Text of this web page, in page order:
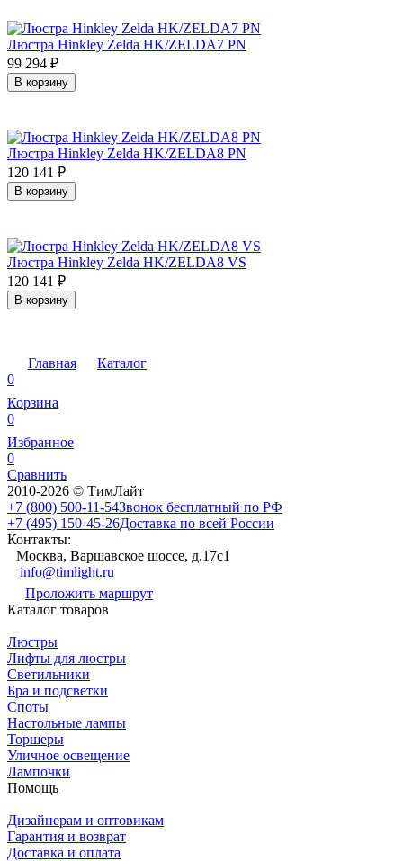
Люстра Hinkley Zelda HK/ZELDA7 PN
99 294 ₽
В корзину
Люстра Hinkley Zelda HK/ZELDA8 PN
120 141 ₽
В корзину
Люстра Hinkley Zelda HK/ZELDA8 VS
120 141 ₽
В корзину
Главная
Каталог
0
Корзина
0
Избранное
0
Сравнить
2010-2026 © ТимЛайт
+7 (800) 500-11-54Звонок бесплатный по РФ
+7 (495) 150-45-26Доставка по всей России
Контакты:
Москва, Варшавское шоссе, д.17c1
info@timlight.ru
Проложить маршрут
Каталог товаров
Люстры
Лифты для люстры
Светильники
Бра и подсветки
Споты
Настольные лампы
Торшеры
Уличное освещение
Лампочки
Помощь
Дизайнерам и оптовикам
Гарантия и возврат
Доставка и оплата